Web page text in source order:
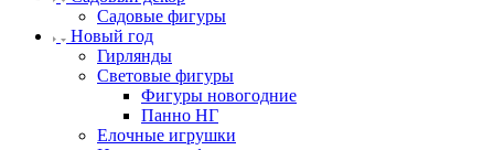
Садовые фигуры
Новый год
Гирлянды
Световые фигуры
Фигуры новогодние
Панно НГ
Елочные игрушки